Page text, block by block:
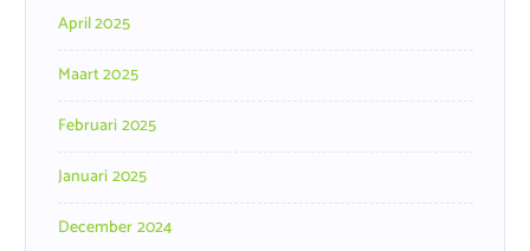
April 2025
Maart 2025
Februari 2025
Januari 2025
December 2024